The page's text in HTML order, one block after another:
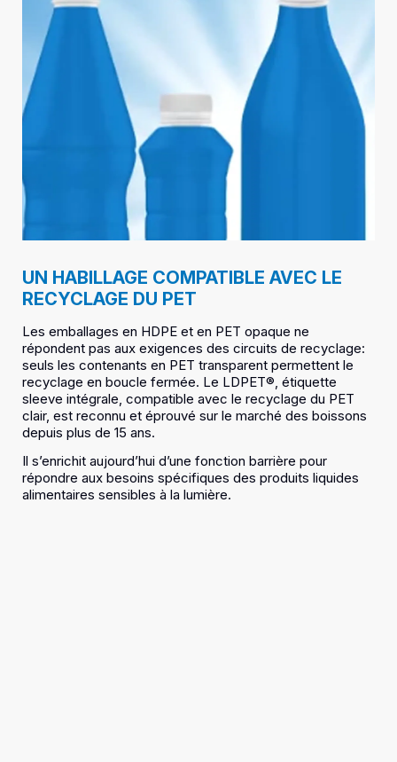
UN HABILLAGE COMPATIBLE AVEC LE
RECYCLAGE DU PET
Les emballages en HDPE et en PET opaque ne
répondent pas aux exigences des circuits de recyclage:
seuls les contenants en PET transparent permettent le
recyclage en boucle fermée. Le LDPET®, étiquette
sleeve intégrale, compatible avec le recyclage du PET
clair, est reconnu et éprouvé sur le marché des boissons
depuis plus de 15 ans.
Il s’enrichit aujourd’hui d’une fonction barrière pour
répondre aux besoins spécifiques des produits liquides
alimentaires sensibles à la lumière.